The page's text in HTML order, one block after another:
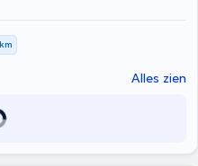
ook kunnen trainen in
Alles zien